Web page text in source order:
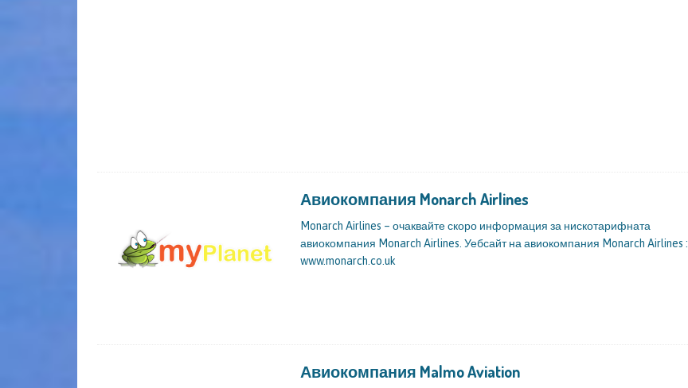
Авиокомпания Monarch Airlines
Monarch Airlines – очаквайте скоро информация за нискотарифната
авиокомпания Monarch Airlines. Уебсайт на авиокомпания Monarch Airlines :
www.monarch.co.uk
Авиокомпания Malmo Aviation